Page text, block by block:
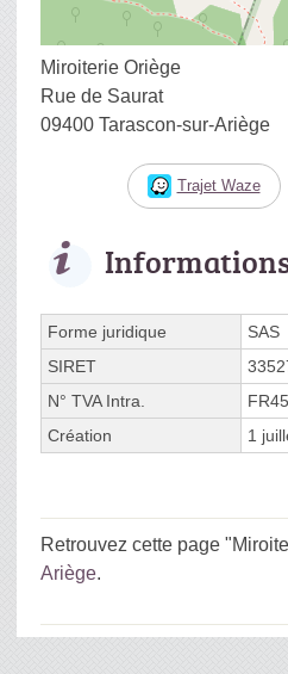
Miroiterie Oriège
Rue de Saurat
09400 Tarascon-sur-Ariège
Trajet Waze
Forme juridique
SAS
SIRET
N° TVA Intra.
Création
1
Retrouvez cette page
Ariège.